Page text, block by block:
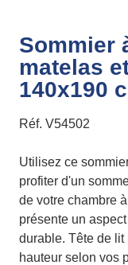
Sommier
matelas
140x190
Réf. V54502
Utilisez ce
profiter d'un
de votre chambre
présente un
durable. Tête de lit
hauteur selon vos